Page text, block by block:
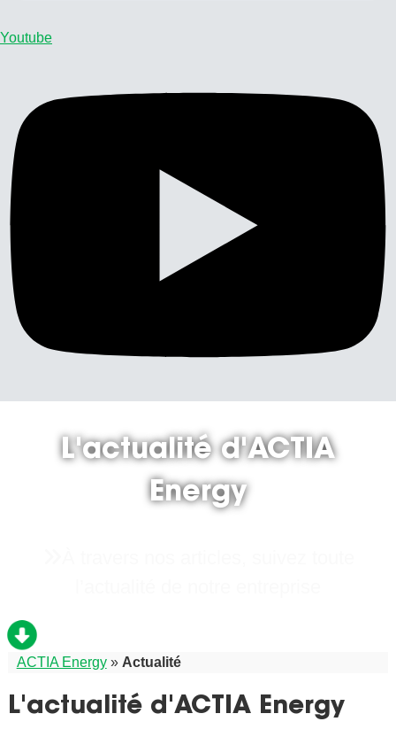
Youtube
L'actualité d'ACTIA
Energy
ACTIA Energy» Actualité
L'actualité d'ACTIA Energy